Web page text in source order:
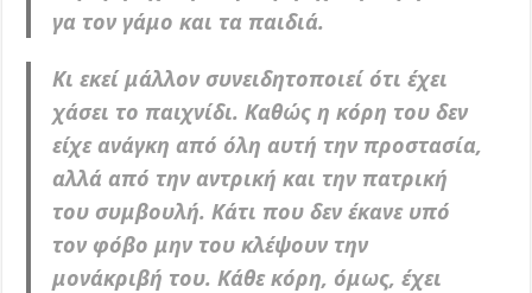
γα τον γάμο και τα παιδιά.
Κι εκεί μάλλον συνειδητοποιεί ότι έχει
χάσει το παιχνίδι. Καθώς η κόρη του δεν
είχε ανάγκη από όλη αυτή την προστασία,
αλλά από την αντρική και την πατρική
του συμβουλή. Κάτι που δεν έκανε υπό
τον φόβο μην του κλέψουν την
μονάκριβή του. Κάθε κόρη, όμως, έχει